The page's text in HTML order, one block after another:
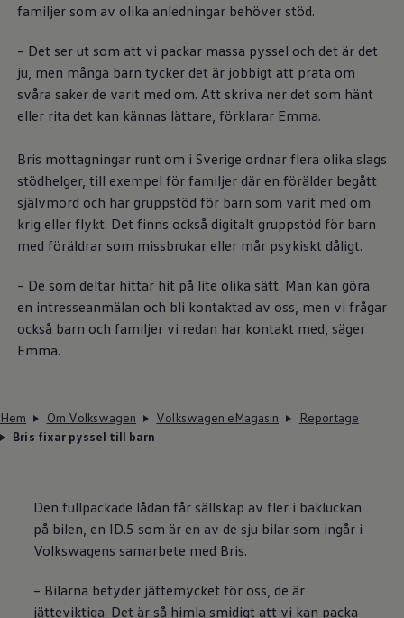
familjer som av olika anledningar behöver stöd.
– Det ser ut som att vi packar massa pyssel och det är det
ju, men många barn tycker det är jobbigt att prata om
svåra saker de varit med om. Att skriva ner det som hänt
eller rita det kan kännas lättare, förklarar Emma.
Bris mottagningar runt om i Sverige ordnar flera olika slags
stödhelger, till exempel för familjer där en förälder begått
självmord och har gruppstöd för barn som varit med om
krig eller flykt. Det finns också digitalt gruppstöd för barn
med föräldrar som missbrukar eller mår psykiskt dåligt.
– De som deltar hittar hit på lite olika sätt. Man kan göra
en intresseanmälan och bli kontaktad av oss, men vi frågar
också barn och familjer vi redan har kontakt med, säger
Emma.
Hem Om Volkswagen Volkswagen eMagasin
Reportage
Bris fixar pyssel till barn
Den fullpackade lådan får sällskap av fler i bakluckan
på bilen, en ID.5 som är en av de sju bilar som ingår i
Volkswagens samarbete med Bris.
– Bilarna betyder jättemycket för oss, de är
jätteviktiga. Det är så himla smidigt att vi kan packa